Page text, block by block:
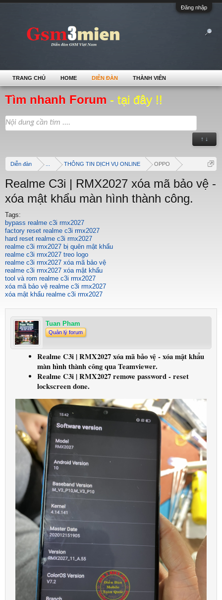
Đăng nhập
Tìm nhanh Forum - tại đây !!
↑ ↓
Diễn đàn THÔNG TIN DỊCH VỤ ONLINE OPPO
Realme C3i | RMX2027 xóa mã bảo vệ -
xóa mật khẩu màn hình thành công.
Tags:
bypass realme c3i rmx2027
factory reset realme c3i rmx2027
hard reset realme c3i rmx2027
realme c3i rmx2027 bị quên mật khẩu
realme c3i rmx2027 treo logo
realme c3i rmx2027 xóa mã bảo vệ
realme c3i rmx2027 xóa mật khẩu
tool và rom realme c3i rmx2027
xóa mã bảo vệ realme c3i rmx2027
xóa mật khẩu realme c3i rmx2027
Tuan Pham
Quản lý forum
Realme C3i | RMX2027 xóa mã bảo vệ - xóa mật khẩu
màn hình thành công qua Teamviewer.
Realme C3i | RMX2027 remove password - reset
lockscreen done.
TRANG CHỦ HOME DIỄN ĐÀN THÀNH VIÊN